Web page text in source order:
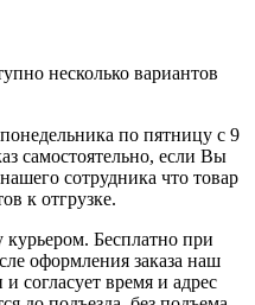
несколько вариантов
по пятницу с 9
самостоятельно, если Вы
сотрудника что товар
к отгрузке.
Бесплатно при
оформления заказа наш
согласует время и адрес